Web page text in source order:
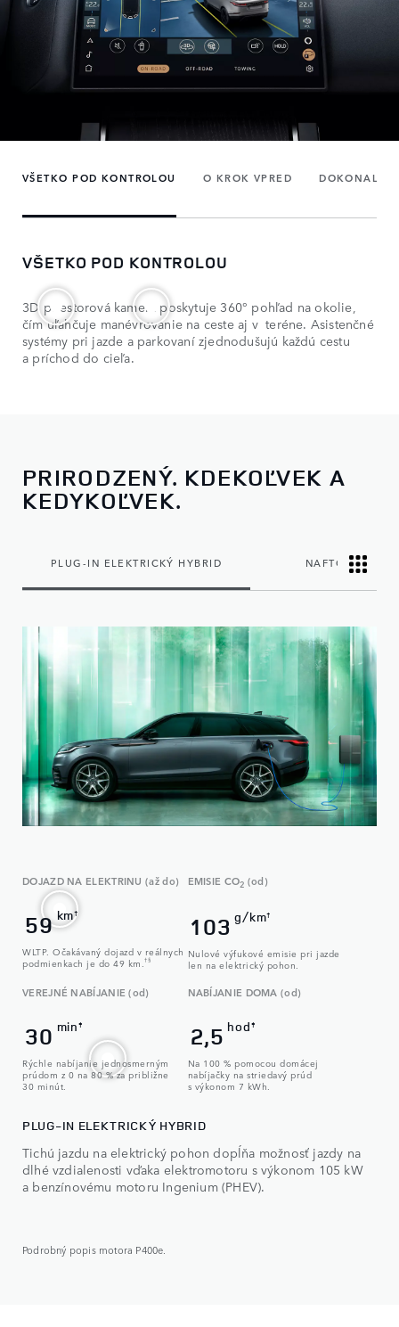
VŠETKO POD KONTROLOU O KROK VPRED DOKONALE
VŠETKO POD KONTROLOU
3D priestorová kamera poskytuje 360° pohľad na okolie,
čím uľahčuje manévrovanie na ceste aj v teréne. Asistenčné
systémy pri jazde a parkovaní zjednodušujú každú cestu
a príchod do cieľa.
PRIRODZENÝ. KDEKOĽVEK A
KEDYKOĽVEK.
PLUG-IN ELEKTRICKÝ HYBRID NAFTOVÝ MILD
DOJAZD NA ELEKTRINU (až do)
59km†
WLTP. Očakávaný dojazd v reálnych
podmienkach je do 49 km. †§
EMISIE CO2 (od)
103 g/km†
Nulové výfukové emisie pri jazde
len na elektrický pohon.
VEREJNÉ NABÍJANIE (od)
30 min‡
Rýchle nabíjanie jednosmerným
prúdom z 0 na 80 % za približne
30 minút.
NABÍJANIE DOMA (od)
2,5 hod‡
Na 100 % pomocou domácej
nabíjačky na striedavý prúd
s výkonom 7 kWh.
PLUG-IN ELEKTRICKÝ HYBRID
Tichú jazdu na elektrický pohon dopĺňa možnosť jazdy na
dlhé vzdialenosti vďaka elektromotoru s výkonom 105 kW
a benzínovému motoru Ingenium (PHEV).
Podrobný popis motora P400e.